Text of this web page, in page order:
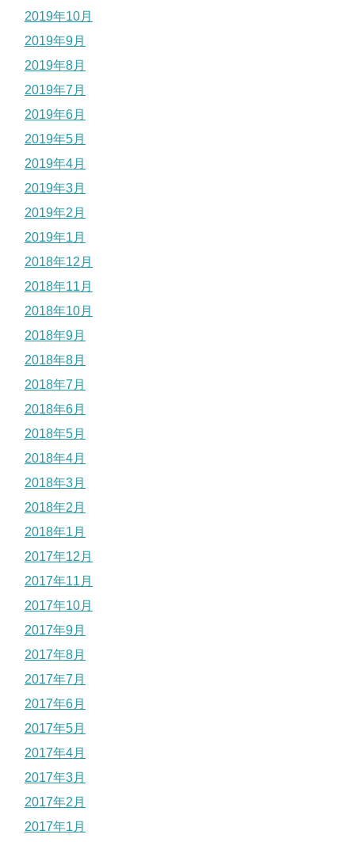
2019年10月
2019年9月
2019年8月
2019年7月
2019年6月
2019年5月
2019年4月
2019年3月
2019年2月
2019年1月
2018年12月
2018年11月
2018年10月
2018年9月
2018年8月
2018年7月
2018年6月
2018年5月
2018年4月
2018年3月
2018年2月
2018年1月
2017年12月
2017年11月
2017年10月
2017年9月
2017年8月
2017年7月
2017年6月
2017年5月
2017年4月
2017年3月
2017年2月
2017年1月